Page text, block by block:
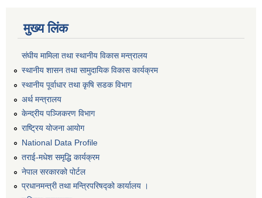
मुख्य लिंक
संघीय मामिला तथा स्थानीय विकास मन्त्रालय
स्थानीय शासन तथा सामुदायिक विकास कार्यक्रम
स्थानीय पूर्वाधार तथा कृषि सडक विभाग
अर्थ मन्त्रालय
केन्द्रीय पञ्जिकरण विभाग
राष्ट्रिय योजना आयोग
National Data Profile
तराई-मधेश समृद्धि कार्यक्रम
नेपाल सरकारको पोर्टल
प्रधानमन्त्री तथा मन्त्रिपरिषद्को कार्यालय ।